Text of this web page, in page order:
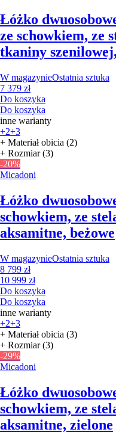
Łóżko
ze schowkiem, ze
tkaniny
W magazynieOstatnia sztuka
7 379 zł
Do koszyka
Do koszyka
inne warianty
+2+3
+ Materiał obicia (2)
+ Rozmiar (3)
-20%
Micadoni
Łóżko
schowkiem, ze
aksamitne, beżowe
W magazynieOstatnia sztuka
8 799 zł
10 999 zł
Do koszyka
Do koszyka
inne warianty
+2+3
+ Materiał obicia (3)
+ Rozmiar (3)
-29%
Micadoni
Łóżko
schowkiem, ze
aksamitne, zielone